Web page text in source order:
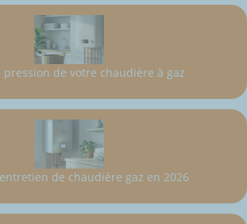
pression de votre chaudière à gaz
de chaudière gaz en 2026